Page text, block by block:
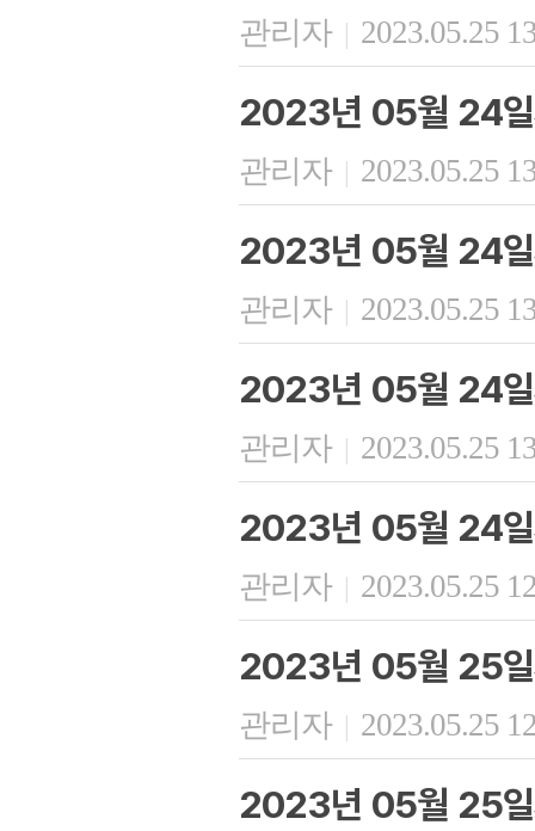
관리자 | 2023.05.25
2023년 05월 24일
관리자 | 2023.05.25
2023년 05월 24일
관리자 | 2023.05.25
2023년 05월 24일
관리자 | 2023.05.25
2023년 05월 24일
관리자 | 2023.05.25
2023년 05월 25일
관리자 | 2023.05.25
2023년 05월 25일